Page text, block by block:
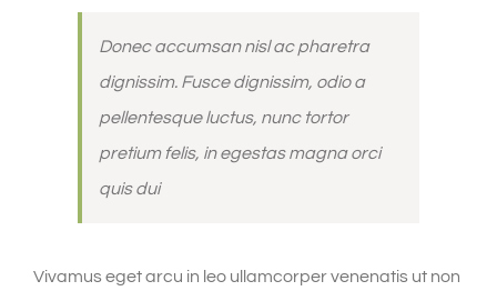
Donec accumsan nisl ac pharetra
dignissim. Fusce dignissim, odio a
pellentesque luctus, nunc tortor
pretium felis, in egestas magna orci
quis dui
Vivamus eget arcu in leo ullamcorper venenatis ut non